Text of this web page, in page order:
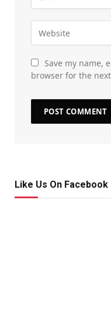
Save my name,
browser for the
Like Us On Facebook